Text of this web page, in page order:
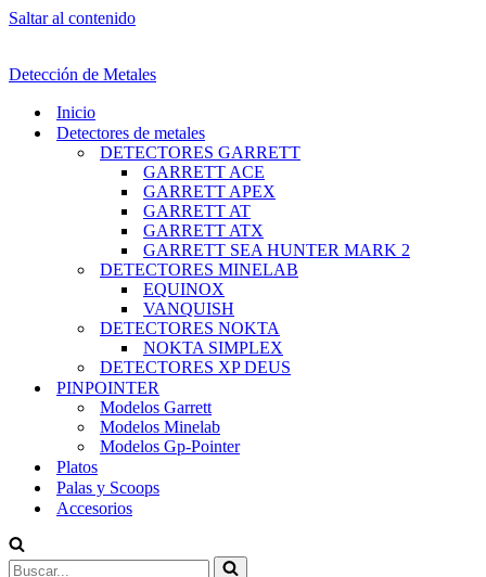
Saltar al contenido
Detección de Metales
Inicio
Detectores de metales
DETECTORES GARRETT
GARRETT ACE
GARRETT APEX
GARRETT AT
GARRETT ATX
GARRETT SEA HUNTER MARK 2
DETECTORES MINELAB
EQUINOX
VANQUISH
DETECTORES NOKTA
NOKTA SIMPLEX
DETECTORES XP DEUS
PINPOINTER
Modelos Garrett
Modelos Minelab
Modelos Gp-Pointer
Platos
Palas y Scoops
Accesorios
Buscar...